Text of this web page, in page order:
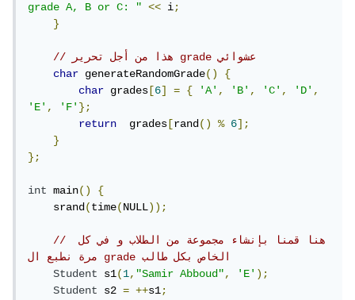
grade A, B or C: "
<< i;
}
// هذا من أجل تحرير grade عشوائي
char generateRandomGrade()
{
char grades [6] = { 'A', 'B', 'C', 'D',
'E', 'F'};
return
  grades
[rand() % 6];
}
};
int main()
{
    srand
(time(NULL));
// هنا قمنا بإنشاء مجموعة من الطلاب و في كل
مرة نطبع ال grade الخاص بكل طالب
Student
s1(1,"Samir Abboud", 'E');
Student
s2 = ++s1;